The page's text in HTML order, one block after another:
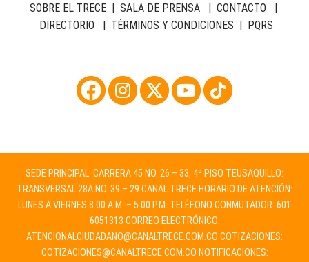
SOBRE EL TRECE| SALA DE PRENSA| CONTACTO |
DIRECTORIO | TÉRMINOS Y CONDICIONES | PQRS
SEDE PRINCIPAL: CARRERA 45 NO. 26 – 33, 4º PISO TEUSAQUILLO:
TRANSVERSAL 28A NO. 39 – 29 CANAL TRECE HORARIO DE ATENCIÓN:
LUNES A VIERNES 8:00 A.M. – 5:00 P.M. TELÉFONO CONMUTADOR: 601
6051313 CORREO ELECTRÓNICO:
ATENCIONALCIUDADANO@CANALTRECE.COM.CO COTIZACIONES:
COTIZACIONES@CANALTRECE.COM.CO NOTIFICACIONES: